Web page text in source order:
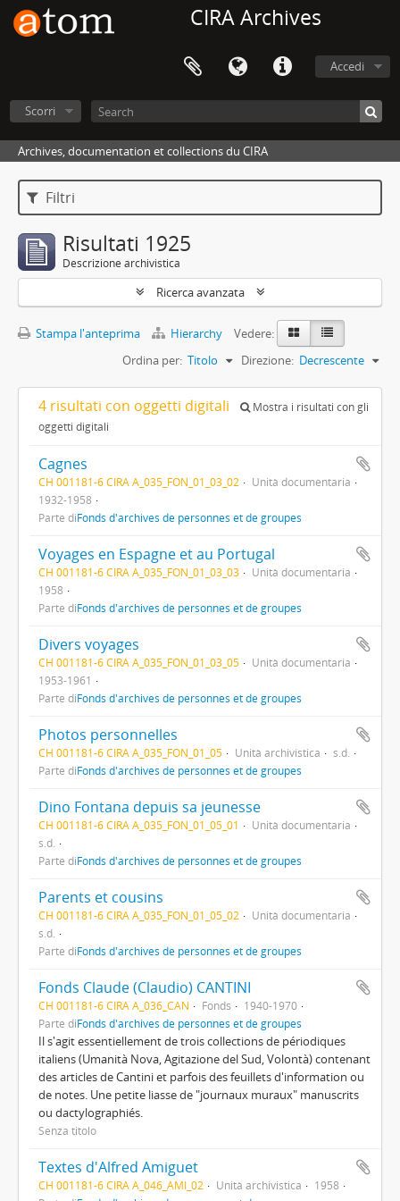
CIRA Archives
Accedi
Scorri
Archives, documentation et collections du CIRA
Filtri
Risultati 1925
Descrizione archivistica
Ricerca avanzata
Stampa l'anteprima Hierarchy
Vedere:
Ordina per: Titolo Direzione: Decrescente
4 risultati con oggetti digitali
Mostra i risultati con gli
oggetti digitali
Cagnes
CH 001181-6 CIRA A_035_FON_01_03_02
Unità documentaria
1932-1958
Parte diFonds d'archives de personnes et de groupes
Voyages en Espagne et au Portugal
CH 001181-6 CIRA A_035_FON_01_03_03
Unità documentaria
1958
Parte diFonds d'archives de personnes et de groupes
Divers voyages
CH 001181-6 CIRA A_035_FON_01_03_05
Unità documentaria
1953-1961
Parte diFonds d'archives de personnes et de groupes
Photos personnelles
CH 001181-6 CIRA A_035_FON_01_05 Unità archivistica
s.d.
Parte diFonds d'archives de personnes et de groupes
Dino Fontana depuis sa jeunesse
CH 001181-6 CIRA A_035_FON_01_05_01
Unità documentaria
s.d.
Parte diFonds d'archives de personnes et de groupes
Parents et cousins
CH 001181-6 CIRA A_035_FON_01_05_02
Unità documentaria
s.d.
Parte diFonds d'archives de personnes et de groupes
Fonds Claude (Claudio) CANTINI
CH 001181-6 CIRA A_036_CAN Fonds
1940-1970
Parte diFonds d'archives de personnes et de groupes
Il s'agit essentiellement de trois collections de périodiques
italiens (Umanità Nova, Agitazione del Sud, Volontà) contenant
des articles de Cantini et parfois des feuillets d'information ou
de notes. Une petite liasse de "journaux muraux" manuscrits
ou dactylographiés.
Senza titolo
Textes d'Alfred Amiguet
CH 001181-6 CIRA A_046_AMI_02 Unità archivistica
1958